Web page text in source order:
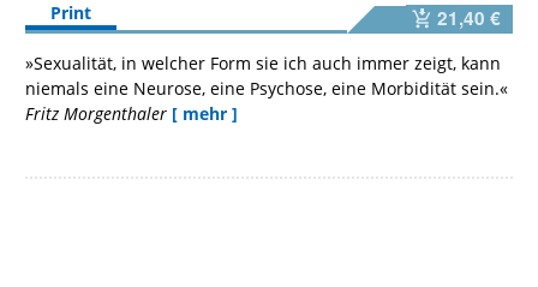
Print 21,40 €
»Sexualität, in welcher Form sie ich auch immer zeigt, kann
niemals eine Neurose, eine Psychose, eine Morbidität sein.«
Fritz Morgenthaler [ mehr ]